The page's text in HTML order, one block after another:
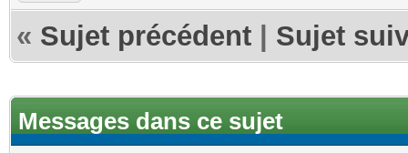
« Sujet précédent Sujet
Messages dans ce sujet